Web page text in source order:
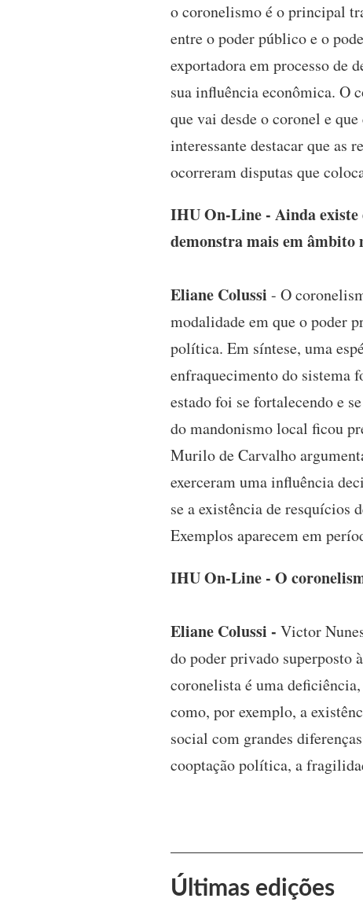
o coronelismo é o principal
entre o poder público e o
exportadora em processo de
sua influência econômica. O
que vai desde o coronel e
interessante destacar que as
ocorreram disputas que
IHU On-Line - Ainda existe
demonstra mais em
Eliane Colussi - O
modalidade em que o poder
política. Em síntese, uma
enfraquecimento do sistema
estado foi se fortalecendo e
do mandonismo local ficou
Murilo de Carvalho
exerceram uma influência
se a existência de resquícios
Exemplos aparecem em
IHU On-Line - O
Eliane Colussi - Victor
do poder privado superposto
coronelista é uma
como, por exemplo, a
social com grandes
cooptação política, a
Últimas edições